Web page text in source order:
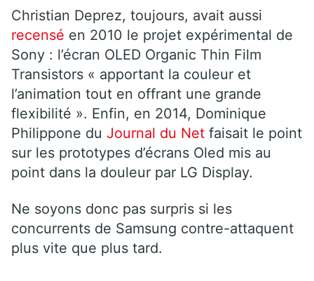
Christian Deprez, toujours, avait aussi
recensé en 2010 le projet expérimental de
Sony : l’écran OLED Organic Thin Film
Transistors « apportant la couleur et
l’animation tout en offrant une grande
flexibilité ». Enfin, en 2014, Dominique
Philippone du Journal du Net faisait le point
sur les prototypes d’écrans Oled mis au
point dans la douleur par LG Display.
Ne soyons donc pas surpris si les
concurrents de Samsung contre-attaquent
plus vite que plus tard.